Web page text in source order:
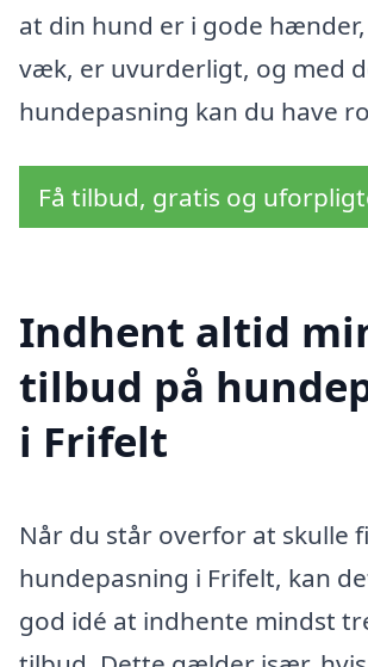
at din hund er i gode
væk, er uvurderligt, og med
hundepasning kan du have
Få tilbud, gratis og
Indhent altid
tilbud på
i Frifelt
Når du står overfor at skulle
hundepasning i Frifelt, kan
god idé at indhente mindst